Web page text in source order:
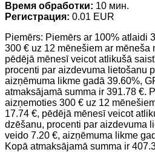
Время обработки: 10 мин.
Регистрация: 0.01 EUR
Piemērs: Piemērs ar 100% atlaidi
300 € uz 12 mēnešiem ar mēneša
pēdējā mēnesī veicot atlikušā
procenti par aizdevuma lietošanu
aizņēmuma likme gadā 39.60%,
atmaksājamā summa ir 391.78 €.
aizņemoties 300 € uz 12
17.74 €, pēdējā mēnesī veicot
dzēšanu, procenti par aizdevuma
veido 7.20 €, aizņēmuma likme
Kopā atmaksājamā summa ir